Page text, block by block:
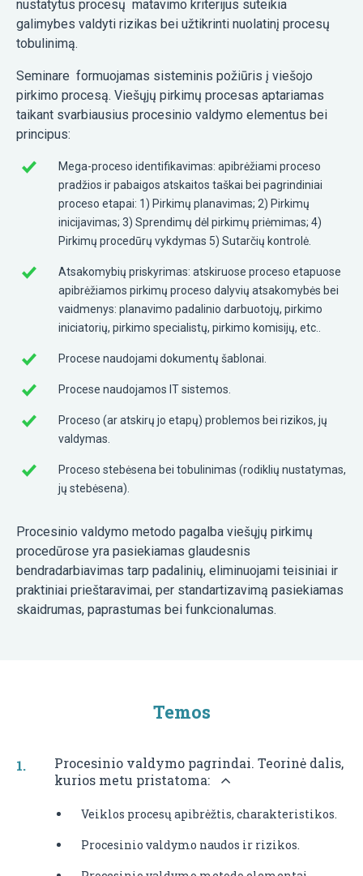
nustatytus procesų matavimo kriterijus suteikia
galimybes valdyti rizikas bei užtikrinti nuolatinį procesų
tobulinimą.
Seminare formuojamas sisteminis požiūris į viešojo
pirkimo procesą. Viešųjų pirkimų procesas aptariamas
taikant svarbiausius procesinio valdymo elementus bei
principus:
Mega-proceso identifikavimas: apibrėžiami proceso
pradžios ir pabaigos atskaitos taškai bei pagrindiniai
proceso etapai: 1) Pirkimų planavimas; 2) Pirkimų
inicijavimas; 3) Sprendimų dėl pirkimų priėmimas; 4)
Pirkimų procedūrų vykdymas 5) Sutarčių kontrolė.
Atsakomybių priskyrimas: atskiruose proceso etapuose
apibrėžiamos pirkimų proceso dalyvių atsakomybės bei
vaidmenys: planavimo padalinio darbuotojų, pirkimo
iniciatorių, pirkimo specialistų, pirkimo komisijų, etc..
Procese naudojami dokumentų šablonai.
Procese naudojamos IT sistemos.
Proceso (ar atskirų jo etapų) problemos bei rizikos, jų
valdymas.
Proceso stebėsena bei tobulinimas (rodiklių nustatymas,
jų stebėsena).
Procesinio valdymo metodo pagalba viešųjų pirkimų
procedūrose yra pasiekiamas glaudesnis
bendradarbiavimas tarp padalinių, eliminuojami teisiniai ir
praktiniai prieštaravimai, per standartizavimą pasiekiamas
skaidrumas, paprastumas bei funkcionalumas.
Temos
Procesinio valdymo pagrindai. Teorinė dalis,
kurios metu pristatoma:
Veiklos procesų apibrėžtis, charakteristikos.
Procesinio valdymo naudos ir rizikos.